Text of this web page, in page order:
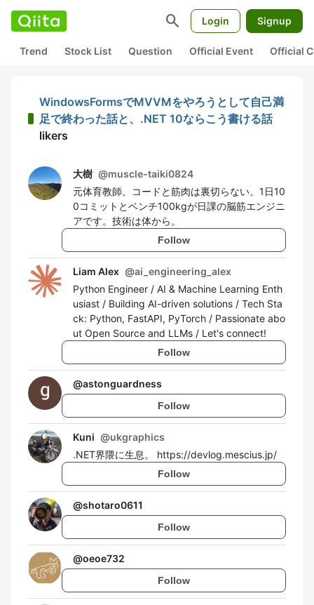
search Login Signup
Trend Stock List Question Official Event Official
WindowsFormsでMVVMをやろうとして自己満
足で終わった話と、.NET 10ならこう書ける話
likers
大樹 @muscle-taiki0824
元体育教師。コードと筋肉は裏切らない。1日10
0コミットとベンチ100kgが日課の脳筋エンジニ
アです。技術は体から。
Follow
Liam Alex @ai_engineering_alex
Python Engineer / AI & Machine Learning Enth
usiast / Building AI-driven solutions / Tech Sta
ck: Python, FastAPI, PyTorch / Passionate abo
ut Open Source and LLMs / Let's connect!
Follow
@astonguardness
Follow
Kuni @ukgraphics
.NET界隈に生息。 https://devlog.mescius.jp/
Follow
@shotaro0611
Follow
@oeoe732
Follow